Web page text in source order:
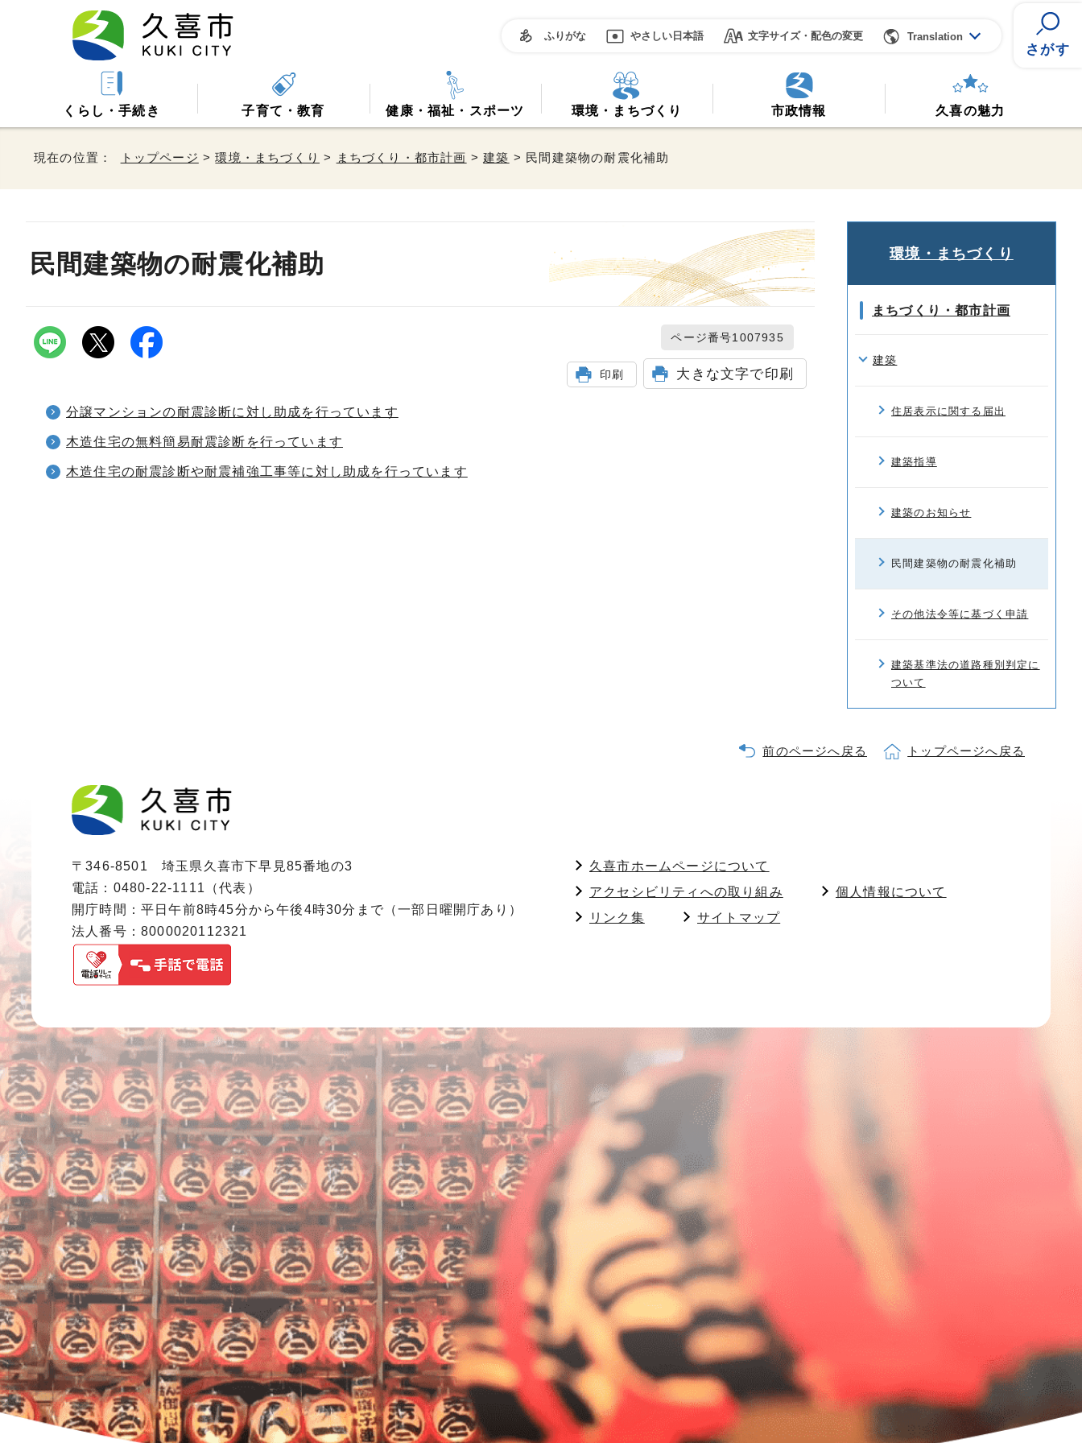
ふりがな やさしい日本語 文字サイズ・配色の変更 Translation
さがす
くらし・手続き 子育て・教育 健康・福祉・スポーツ 環境・まちづくり 市政情報 久喜の魅力
現在の位置： トップページ >環境・まちづくり > まちづくり・都市計画 >建築 > 民間建築物の耐震化補助
民間建築物の耐震化補助
ページ番号1007935
印刷 大きな文字で印刷
分譲マンションの耐震診断に対し助成を行っています
木造住宅の無料簡易耐震診断を行っています
木造住宅の耐震診断や耐震補強工事等に対し助成を行っています
環境・まちづくり
まちづくり・都市計画
建築
住居表示に関する届出
建築指導
建築のお知らせ
民間建築物の耐震化補助
その他法令等に基づく申請
建築基準法の道路種別判定に
ついて
前のページへ戻る トップページへ戻る
〒346-8501 埼玉県久喜市下早見85番地の3
電話：0480-22-1111（代表）
開庁時間：平日午前8時45分から午後4時30分まで（一部日曜開庁あり）
法人番号：8000020112321
久喜市ホームページについて
アクセシビリティへの取り組み
個人情報について
リンク集
サイトマップ